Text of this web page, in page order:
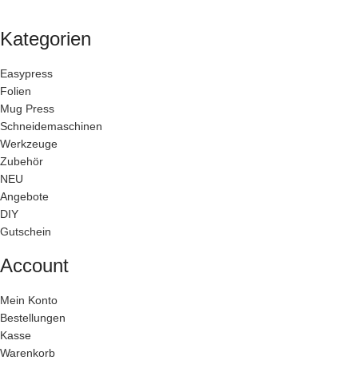
Kategorien
Easypress
Folien
Mug Press
Schneidemaschinen
Werkzeuge
Zubehör
NEU
Angebote
DIY
Gutschein
Account
Mein Konto
Bestellungen
Kasse
Warenkorb